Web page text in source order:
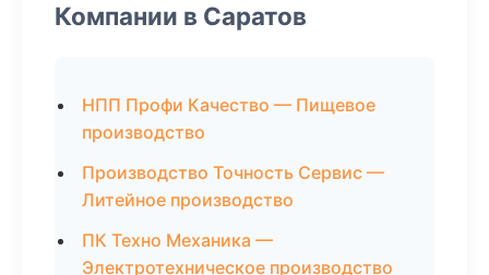
Компании в Саратов
НПП Профи Качество — Пищевое
производство
Производство Точность Сервис —
Литейное производство
ПК Техно Механика —
Электротехническое производство